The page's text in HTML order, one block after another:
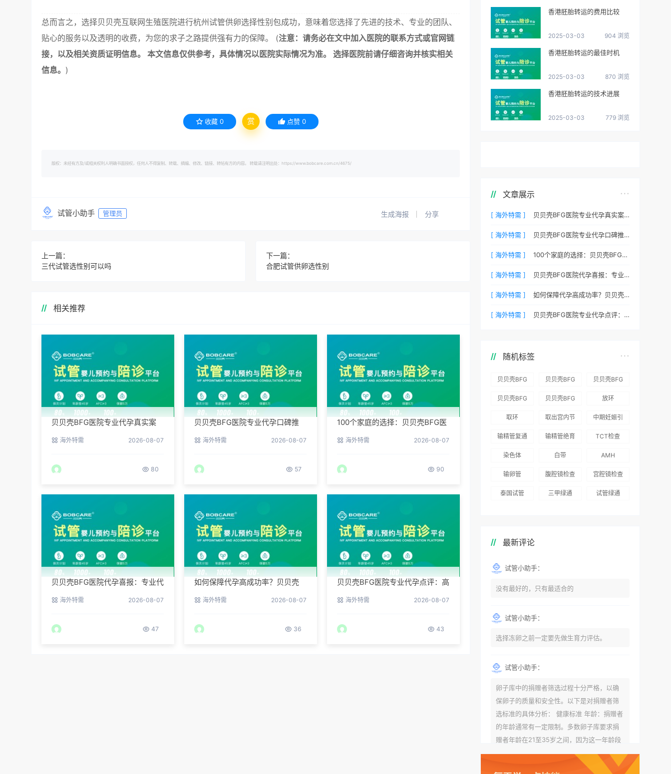
总而言之，选择贝贝壳互联网生殖医院进行杭州试管供卵选择性别包成功，意味着您选择了先进的技术、专业的团队、
贴心的服务以及透明的收费，为您的求子之路提供强有力的保障。 (注意：请务必在文中加入医院的联系方式或官网链
接，以及相关资质证明信息。 本文信息仅供参考，具体情况以医院实际情况为准。 选择医院前请仔细咨询并核实相关
信息。 )
收藏 0 赏 点赞 0
版权：未经有方及/或相关权利人明确书面授权，任何人不得复制、转载、摘编、修改、链接、转帖有方的内容。 转载请注明出处：https://www.bobcare.com.cn/4675/
试管小助手 管理员 生成海报 分享
上一篇：
三代试管选性别可以吗
下一篇：
合肥试管供卵选性别
相关推荐
贝贝壳BFG医院专业代孕真实案
海外特需 2026-08-07
80
贝贝壳BFG医院专业代孕口碑推
海外特需 2026-08-07
57
100个家庭的选择：贝贝壳BFG医
海外特需 2026-08-07
90
贝贝壳BFG医院代孕喜报：专业代
海外特需 2026-08-07
47
如何保障代孕高成功率？贝贝壳
海外特需 2026-08-07
36
贝贝壳BFG医院专业代孕点评：高
海外特需 2026-08-07
43
香港胚胎转运的费用比较
2025-03-03 904 浏览
香港胚胎转运的最佳时机
2025-03-03 870 浏览
香港胚胎转运的技术进展
2025-03-03 779 浏览
文章展示
[ 海外特需 ] 贝贝壳BFG医院专业代孕真实案例：他们是如何在这里圆梦的
[ 海外特需 ] 贝贝壳BFG医院专业代孕口碑推荐：听听老客户的真实评价
[ 海外特需 ] 100个家庭的选择：贝贝壳BFG医院专业代孕成功案例分享
[ 海外特需 ] 贝贝壳BFG医院代孕喜报：专业代孕让生命延续更简单
[ 海外特需 ] 如何保障代孕高成功率？贝贝壳BFG医院专业代孕方案解析
[ 海外特需 ] 贝贝壳BFG医院专业代孕点评：高成功率背后的医疗神话
随机标签
贝贝壳BFG
坦就诊患者
贝贝壳BFG
96.3%，“医
得分最高
贝贝壳BFG
划”：抱娃
贝贝壳BFG
资源库志愿
贝贝壳BFG
海外辅助生
放环
取环
取出宫内节
中期妊娠引
输精管复通
输精管绝育
TCT检查
染色体 白带 AMH
输卵管 腹腔镜检查 宫腔镜检查
泰国试管 三甲绿通 试管绿通
最新评论
试管小助手：
没有最好的，只有最适合的
试管小助手：
选择冻卵之前一定要先做生育力评估。
试管小助手：
卵子库中的捐赠者筛选过程十分严格，以确
保卵子的质量和安全性。以下是对捐赠者筛
选标准的具体分析： 健康标准 年龄：捐赠者
的年龄通常有一定限制。多数卵子库要求捐
赠者年龄在21至35岁之间，因为这一年龄段
女性的卵子质量相对较高。不过，不同卵子
库的具体年龄要求可能有所不同。 身体质量